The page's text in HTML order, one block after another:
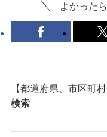
よかった
【都道府県、市区町
検索